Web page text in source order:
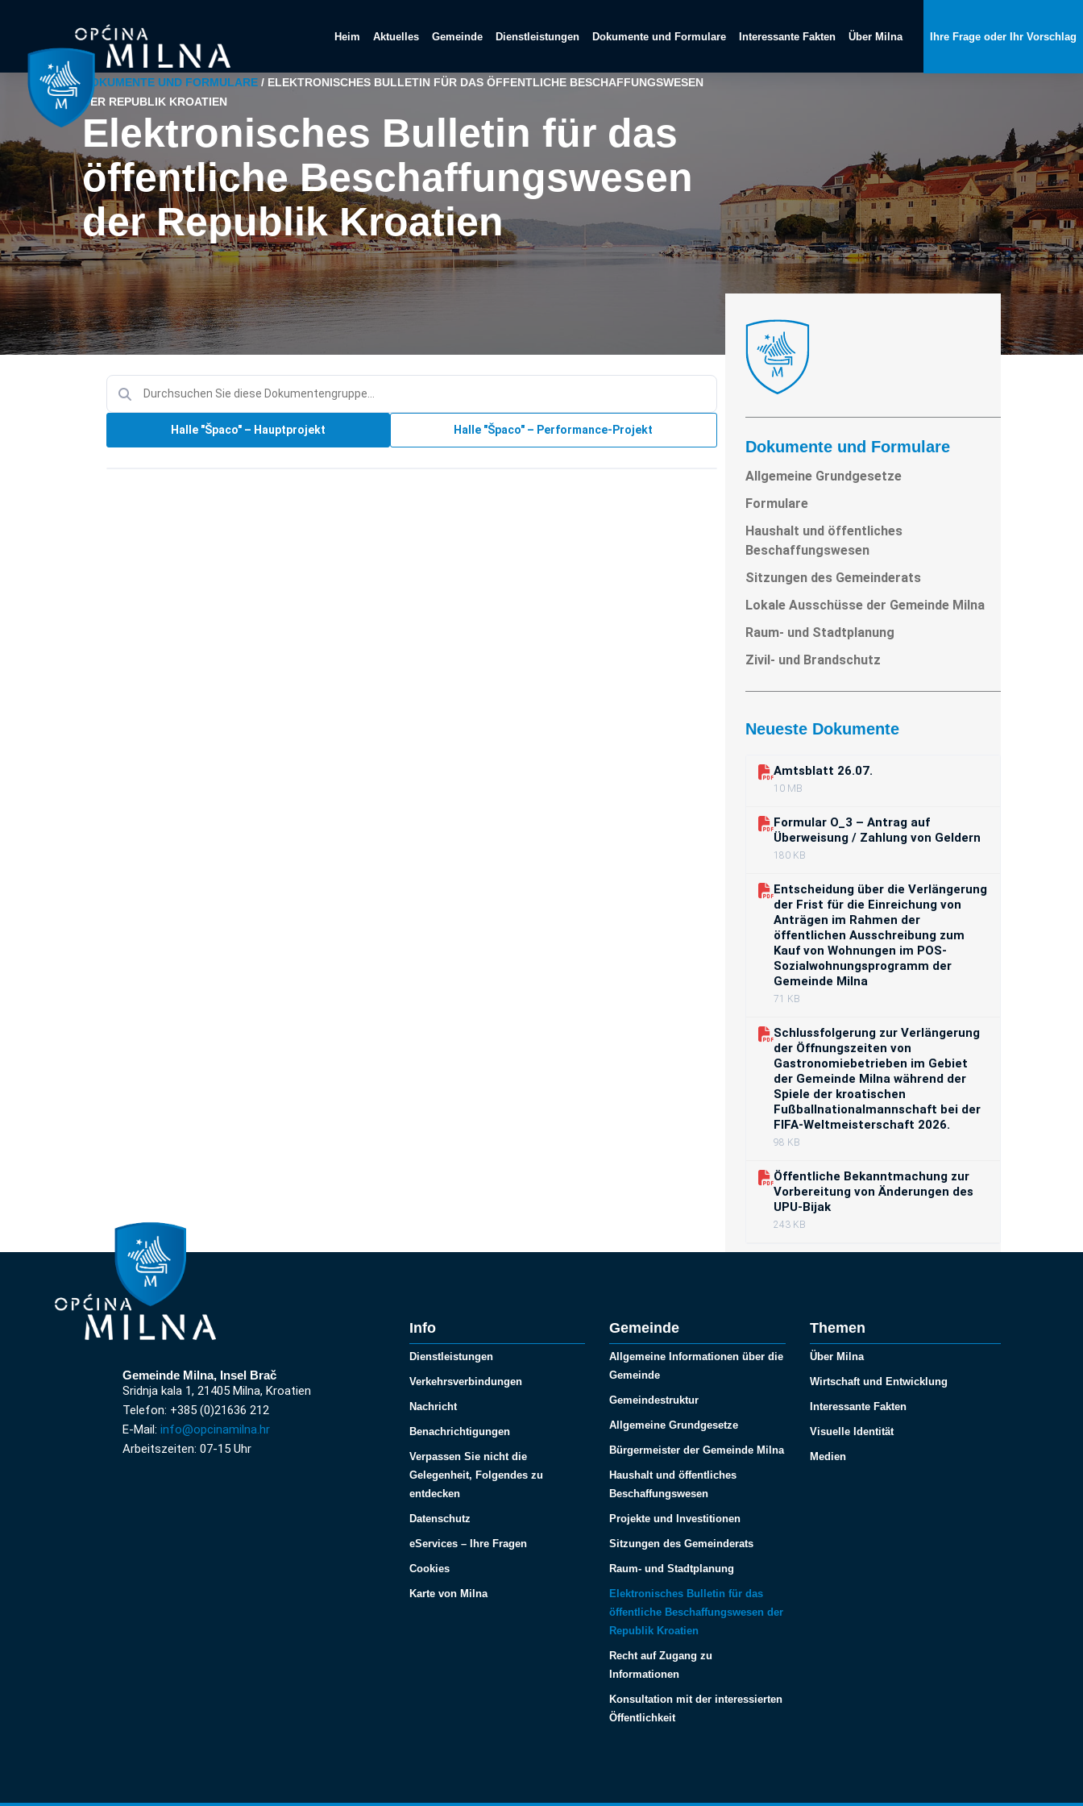
Heim Aktuelles Gemeinde Dienstleistungen Dokumente und Formulare Interessante Fakten Über Milna Ihre Frage oder Ihr Vorschlag
DOKUMENTE UND FORMULARE / ELEKTRONISCHES BULLETIN FÜR DAS ÖFFENTLICHE BESCHAFFUNGSWESEN
DER REPUBLIK KROATIEN
Elektronisches Bulletin für das
öffentliche Beschaffungswesen
der Republik Kroatien
Halle "Špaco" – Hauptprojekt Halle "Špaco" – Performance-Projekt
Dokumente und Formulare
Allgemeine Grundgesetze
Formulare
Haushalt und öffentliches
Beschaffungswesen
Sitzungen des Gemeinderats
Lokale Ausschüsse der Gemeinde Milna
Raum- und Stadtplanung
Zivil- und Brandschutz
Neueste Dokumente
Amtsblatt 26.07.
10 MB
Formular O_3 – Antrag auf
Überweisung / Zahlung von Geldern
180 KB
Entscheidung über die Verlängerung
der Frist für die Einreichung von
Anträgen im Rahmen der
öffentlichen Ausschreibung zum
Kauf von Wohnungen im POS-
Sozialwohnungsprogramm der
Gemeinde Milna
71 KB
Schlussfolgerung zur Verlängerung
der Öffnungszeiten von
Gastronomiebetrieben im Gebiet
der Gemeinde Milna während der
Spiele der kroatischen
Fußballnationalmannschaft bei der
FIFA-Weltmeisterschaft 2026.
98 KB
Öffentliche Bekanntmachung zur
Vorbereitung von Änderungen des
UPU-Bijak
243 KB
Gemeinde Milna, Insel Brač
Sridnja kala 1, 21405 Milna, Kroatien
Telefon: +385 (0)21636 212
E-Mail: info@opcinamilna.hr
Arbeitszeiten: 07-15 Uhr
Info
Dienstleistungen
Verkehrsverbindungen
Nachricht
Benachrichtigungen
Verpassen Sie nicht die
Gelegenheit, Folgendes zu
entdecken
Datenschutz
eServices – Ihre Fragen
Cookies
Karte von Milna
Gemeinde
Allgemeine Informationen über die
Gemeinde
Gemeindestruktur
Allgemeine Grundgesetze
Bürgermeister der Gemeinde Milna
Haushalt und öffentliches
Beschaffungswesen
Projekte und Investitionen
Sitzungen des Gemeinderats
Raum- und Stadtplanung
Elektronisches Bulletin für das
öffentliche Beschaffungswesen der
Republik Kroatien
Recht auf Zugang zu
Informationen
Konsultation mit der interessierten
Öffentlichkeit
Themen
Über Milna
Wirtschaft und Entwicklung
Interessante Fakten
Visuelle Identität
Medien